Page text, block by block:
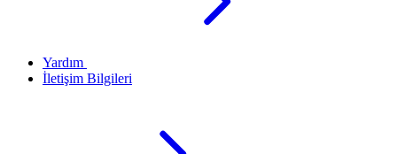
Yardım
İletişim Bilgileri